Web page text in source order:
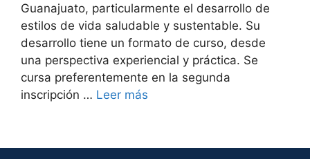
Guanajuato, particularmente el desarrollo de
estilos de vida saludable y sustentable. Su
desarrollo tiene un formato de curso, desde
una perspectiva experiencial y práctica. Se
cursa preferentemente en la segunda
inscripción … Leer más